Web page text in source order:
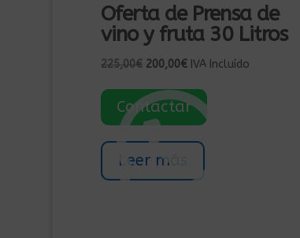
Oferta de Prensa de
vino y fruta 30 Litros
225,00€ El
original
era:
200,00€El
actual
IVA Incluído
Contactar
Leer más